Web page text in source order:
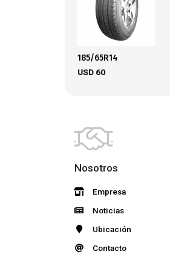
185/65R14
USD 60
Nosotros
Empresa
Noticias
Ubicación
Contacto